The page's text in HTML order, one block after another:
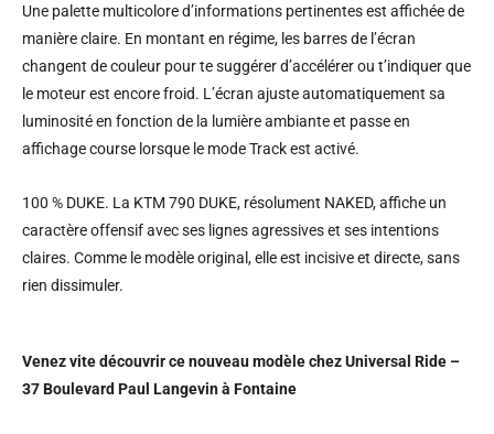
Une palette multicolore d’informations pertinentes est affichée de
manière claire. En montant en régime, les barres de l’écran
changent de couleur pour te suggérer d’accélérer ou t’indiquer que
le moteur est encore froid. L’écran ajuste automatiquement sa
luminosité en fonction de la lumière ambiante et passe en
affichage course lorsque le mode Track est activé.
100 % DUKE. La KTM 790 DUKE, résolument NAKED, affiche un
caractère offensif avec ses lignes agressives et ses intentions
claires. Comme le modèle original, elle est incisive et directe, sans
rien dissimuler.
Venez vite découvrir ce nouveau modèle chez Universal Ride –
37 Boulevard Paul Langevin à Fontaine